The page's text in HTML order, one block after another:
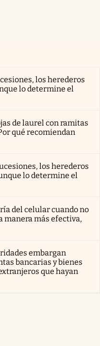
los herederos
lo determine el
de laurel con ramitas
qué recomiendan
los herederos
lo determine el
del celular cuando no
manera más efectiva,
embargan
bancarias y bienes
que hayan